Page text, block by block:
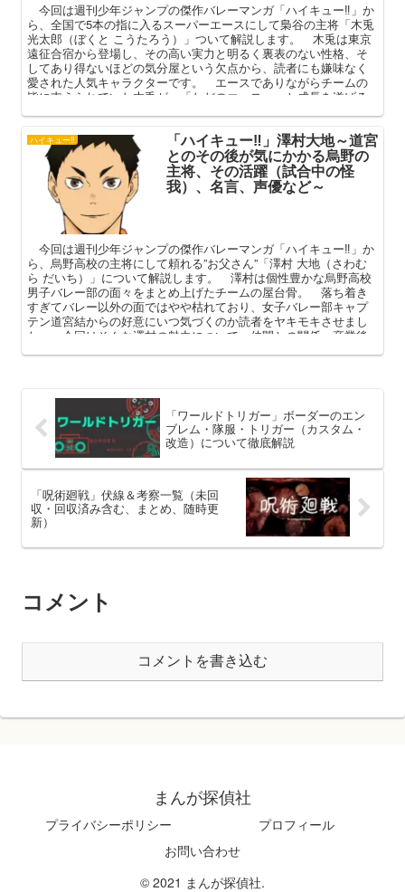
今回は週刊少年ジャンプの傑作バレーマンガ「ハイキュー‼」か
ら、全国で5本の指に入るスーパーエースにして梟谷の主将「木兎
光太郎（ぼくと こうたろう）」ついて解説します。 木兎は東京
遠征合宿から登場し、その高い実力と明るく裏表のない性格、そ
してあり得ないほどの気分屋という欠点から、読者にも嫌味なく
愛された人気キャラクターです。 エースでありながらチームの
皆に支えられていた木兎が、「ただのエース」へと成長を遂げる
いります。
ハイキュー‼ 「ハイキュー‼」澤村大地～道宮
とのその後が気にかかる烏野の
主将、その活躍（試合中の怪
我）、名言、声優など～
今回は週刊少年ジャンプの傑作バレーマンガ「ハイキュー‼」か
ら、烏野高校の主将にして頼れる”お父さん”「澤村 大地（さわむ
ら だいち）」について解説します。 澤村は個性豊かな烏野高校
男子バレー部の面々をまとめ上げたチームの屋台骨。 落ち着き
すぎてバレー以外の面ではやや枯れており、女子バレー部キャプ
テン道宮結からの好意にいつ気づくのか読者をヤキモキさせまし
た。 今回はそんな澤村の魅力について、仲間との関係、卒業後
「ワールドトリガー」ボーダーのエン
ブレム・隊服・トリガー（カスタム・
改造）について徹底解説
「呪術廻戦」伏線＆考察一覧（未回
収・回収済み含む、まとめ、随時更
新）
コメント
コメントを書き込む
まんが探偵社
プライバシーポリシー
プロフィール
お問い合わせ
© 2021 まんが探偵社.